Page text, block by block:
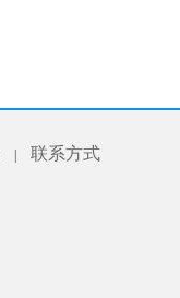
联系方式